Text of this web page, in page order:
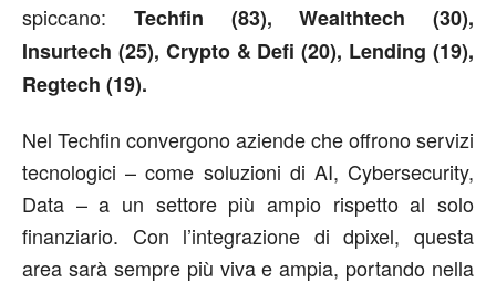
spiccano: Techfin (83), Wealthtech (30),
Insurtech (25), Crypto & Defi (20), Lending (19),
Regtech (19).
Nel Techfin convergono aziende che offrono servizi
tecnologici – come soluzioni di AI, Cybersecurity,
Data – a un settore più ampio rispetto al solo
finanziario. Con l’integrazione di dpixel, questa
area sarà sempre più viva e ampia, portando nella